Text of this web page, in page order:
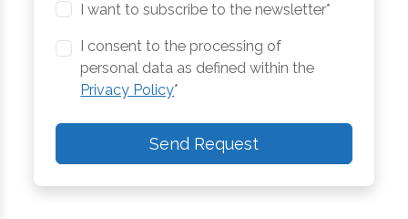
I want to subscribe to the newsletter*
I consent to the processing of
personal data as defined within the
Privacy Policy*
Send Request